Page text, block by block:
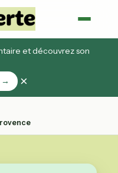
et découvrez son
→
×